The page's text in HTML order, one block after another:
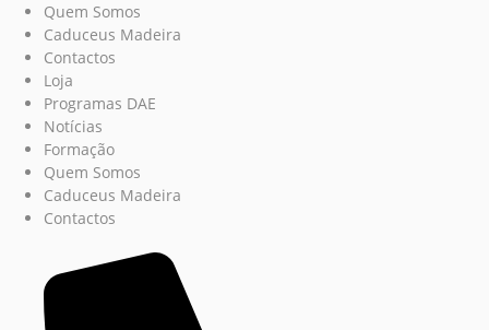
Quem Somos
Caduceus Madeira
Contactos
Loja
Programas DAE
Notícias
Formação
Quem Somos
Caduceus Madeira
Contactos